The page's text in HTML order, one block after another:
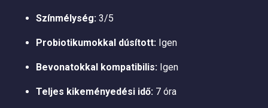
Színmélység: 3/5
Probiotikumokkal dúsított: Igen
Bevonatokkal kompatibilis: Igen
Teljes kikeményedési idő: 7 óra